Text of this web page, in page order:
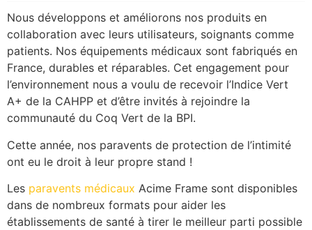
Nous développons et améliorons nos produits en
collaboration avec leurs utilisateurs, soignants comme
patients. Nos équipements médicaux sont fabriqués en
France, durables et réparables. Cet engagement pour
l’environnement nous a voulu de recevoir l’Indice Vert
A+ de la CAHPP et d’être invités à rejoindre la
communauté du Coq Vert de la BPI.
Cette année, nos paravents de protection de l’intimité
ont eu le droit à leur propre stand !
Les paravents médicaux Acime Frame sont disponibles
dans de nombreux formats pour aider les
établissements de santé à tirer le meilleur parti possible